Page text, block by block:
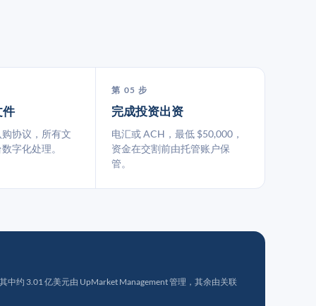
件
协议，所有文
字化处理。
第 05 步
完成投资出资
电汇或 ACH，最低 $50,000，
资金在交割前由托管账户保
管。
约 3.01 亿美元由 UpMarket Management 管理，其余由关联